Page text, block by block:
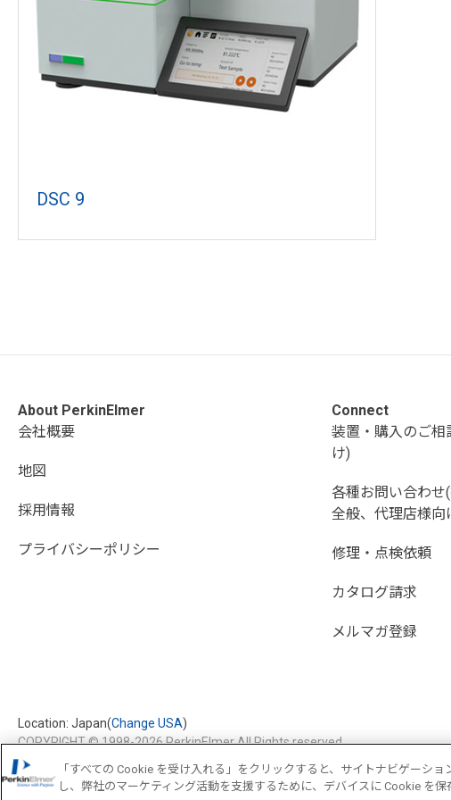
DSC 9
About PerkinElmer
会社概要
地図
採用情報
プライバシーポリシー
Connect
装置・購入のご相
け)
各種お問い合わせ
全般、代理店様向
修理・点検依頼
カタログ請求
メルマガ登録
Location: Japan(Change USA)
COPYRIGHT © 1998-2026 PerkinElmer All Rights reserved
「すべての Cookie を受け入れる」をクリックすると、サイトナビゲーシ
し、弊社のマーケティング活動を支援するために、デバイスに Cookie を保